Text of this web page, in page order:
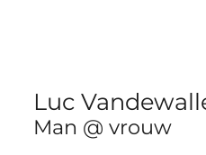
Luc
Man @ vrouw